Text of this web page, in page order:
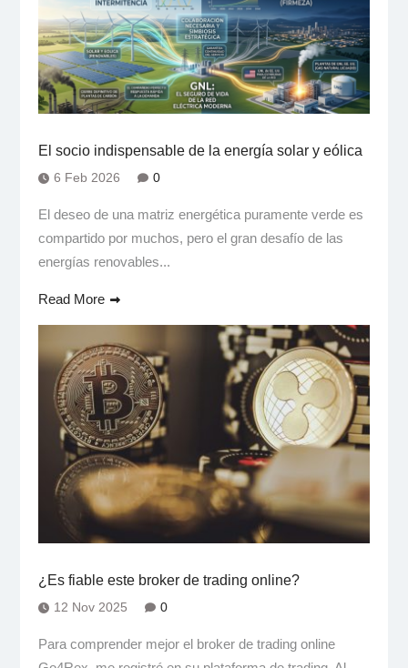
El socio indispensable de la energía solar y eólica
6 Feb 2026 0
El deseo de una matriz energética puramente verde es
compartido por muchos, pero el gran desafío de las
energías renovables...
Read More
¿Es fiable este broker de trading online?
12 Nov 2025 0
Para comprender mejor el broker de trading online